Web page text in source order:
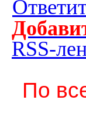
RSS-
По